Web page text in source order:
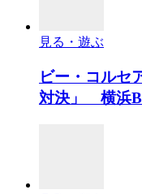
見る・遊ぶ
ビー・コルセ
対決」 横浜